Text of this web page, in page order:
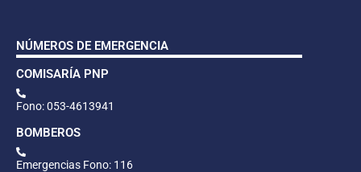
NÚMEROS DE EMERGENCIA
COMISARÍA PNP
Fono: 053-4613941
BOMBEROS
Emergencias Fono: 116